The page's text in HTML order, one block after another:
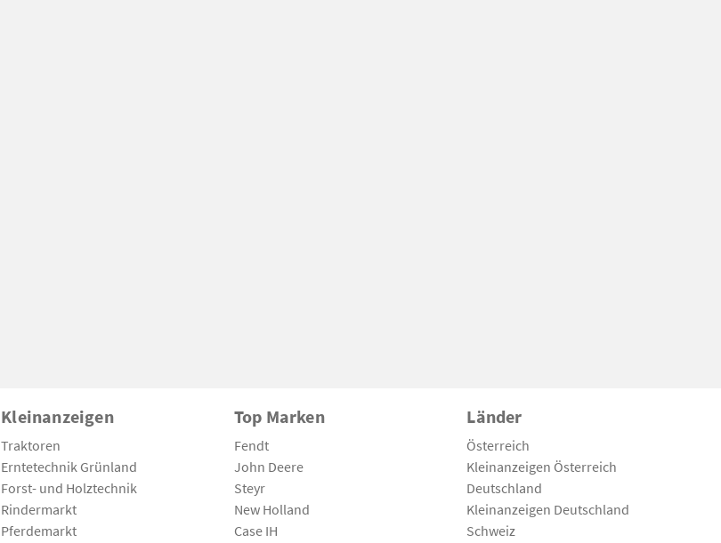
Kleinanzeigen
Traktoren
Erntetechnik Grünland
Forst- und Holztechnik
Rindermarkt
Pferdemarkt
Top Marken
Fendt
John Deere
Steyr
New Holland
Case IH
Länder
Österreich
Kleinanzeigen Österreich
Deutschland
Kleinanzeigen Deutschland
Schweiz